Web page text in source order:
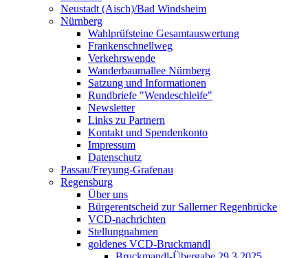
Neustadt (Aisch)/Bad Windsheim
Nürnberg
Wahlprüfsteine Gesamtauswertung
Frankenschnellweg
Verkehrswende
Wanderbaumallee Nürnberg
Satzung und Informationen
Rundbriefe "Wendeschleife"
Newsletter
Links zu Partnern
Kontakt und Spendenkonto
Impressum
Datenschutz
Passau/Freyung-Grafenau
Regensburg
Über uns
Bürgerentscheid zur Sallerner Regenbrücke
VCD-nachrichten
Stellungnahmen
goldenes VCD-Bruckmandl